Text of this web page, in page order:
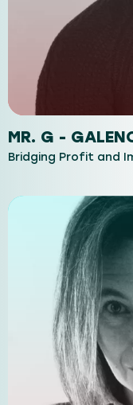
MR. G -
Bridging Profit and